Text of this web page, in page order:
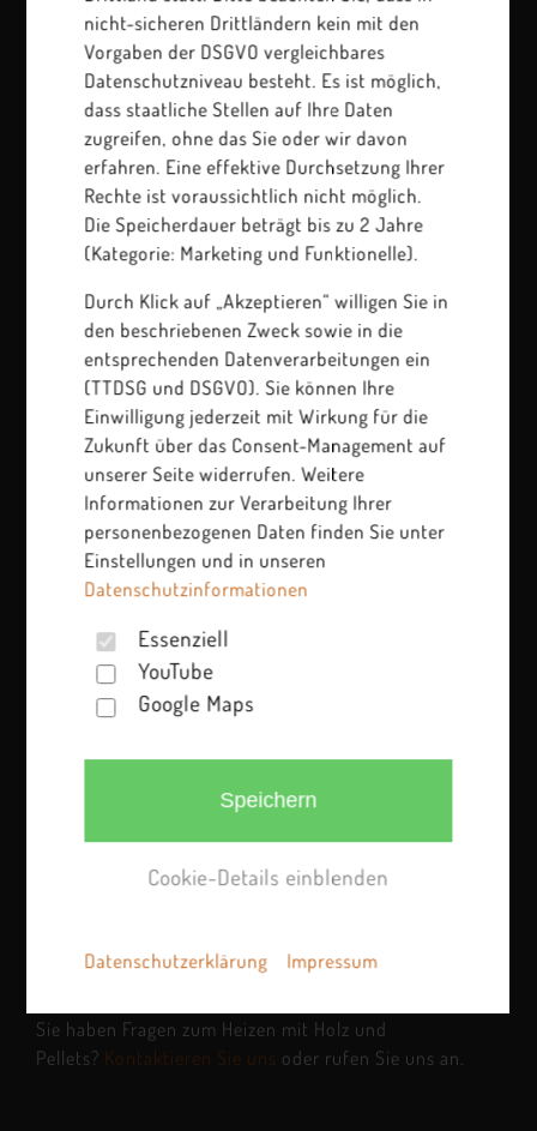
Sie haben Fragen zum Heizen mit Holz und
Pellets? Kontaktieren Sie uns oder rufen Sie uns an.
nicht-sicheren Drittländern kein mit den
Vorgaben der DSGVO vergleichbares
Datenschutzniveau besteht. Es ist möglich,
dass staatliche Stellen auf Ihre Daten
zugreifen, ohne das Sie oder wir davon
erfahren. Eine effektive Durchsetzung Ihrer
Rechte ist voraussichtlich nicht möglich.
Die Speicherdauer beträgt bis zu 2 Jahre
(Kategorie: Marketing und Funktionelle).
Durch Klick auf „Akzeptieren“ willigen Sie in
den beschriebenen Zweck sowie in die
entsprechenden Datenverarbeitungen ein
(TTDSG und DSGVO). Sie können Ihre
Einwilligung jederzeit mit Wirkung für die
Zukunft über das Consent-Management auf
unserer Seite widerrufen. Weitere
Informationen zur Verarbeitung Ihrer
personenbezogenen Daten finden Sie unter
Einstellungen und in unseren
Datenschutzinformationen
Essenziell
YouTube
Google Maps
Speichern
Cookie-Details einblenden
Datenschutzerklärung Impressum